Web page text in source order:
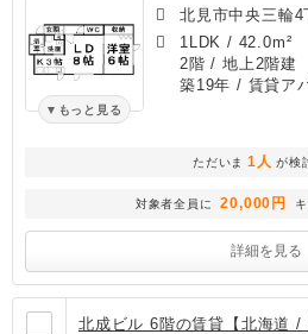
もっと見る
北見市中央三輪4
1LDK / 42.0m²
2階 / 地上2階建
築19年 / 賃貸ア
ただいま 1人 が検
対象者全員に 20,000円
詳細を見る
北成ビル 6階の賃貸【北海道 /